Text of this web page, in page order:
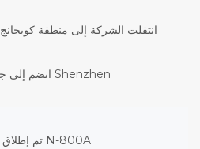
انتقلت الشركة إلى منطقة كويجانج 3 ، فويونج هوايد ، منطقة باوان
انضم إلى جمعية صناعة المعدات الذكية في Shenzhen
تم إطلاق الجيل الثاني من آلة التفريغ الفراغي N-800A